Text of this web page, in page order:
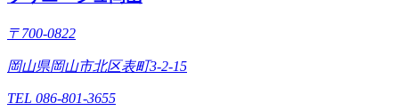
〒700-0822
岡山県岡山市北区表町3-2-15
TEL 086-801-3655